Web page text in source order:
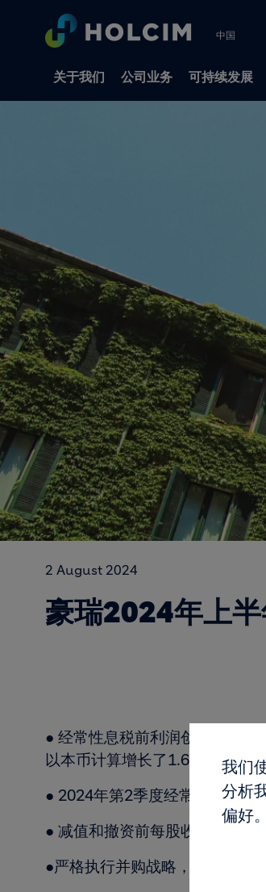
中国
关于我们 公司业务 可持续发展
2 August 2024
豪瑞2024年上
● 经常性息税前利润创纪录，以
以本币计算增长了1.6%
● 2024年第2季度经常性息税前
● 减值和撤资前每股收益增长
●严格执行并购战略，完成了11
我们
分析
偏好。